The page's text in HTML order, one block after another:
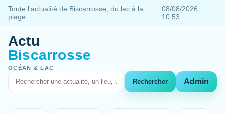
Toute l'actualité de Biscarrosse, du lac à la
plage.
08/08/2026
10:53
Actu
Biscarrosse
OCÉAN & LAC
Rechercher Admin